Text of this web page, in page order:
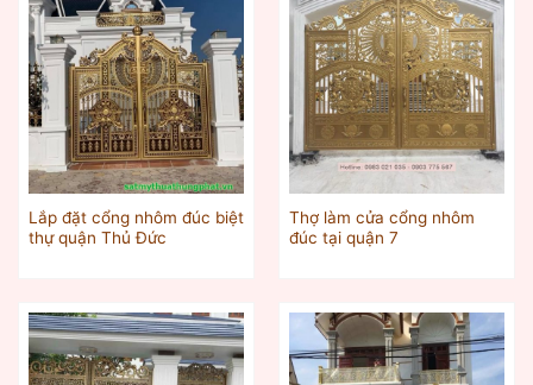
Lắp đặt cổng nhôm đúc biệt
thự quận Thủ Đức
Thợ làm cửa cổng nhôm
đúc tại quận 7